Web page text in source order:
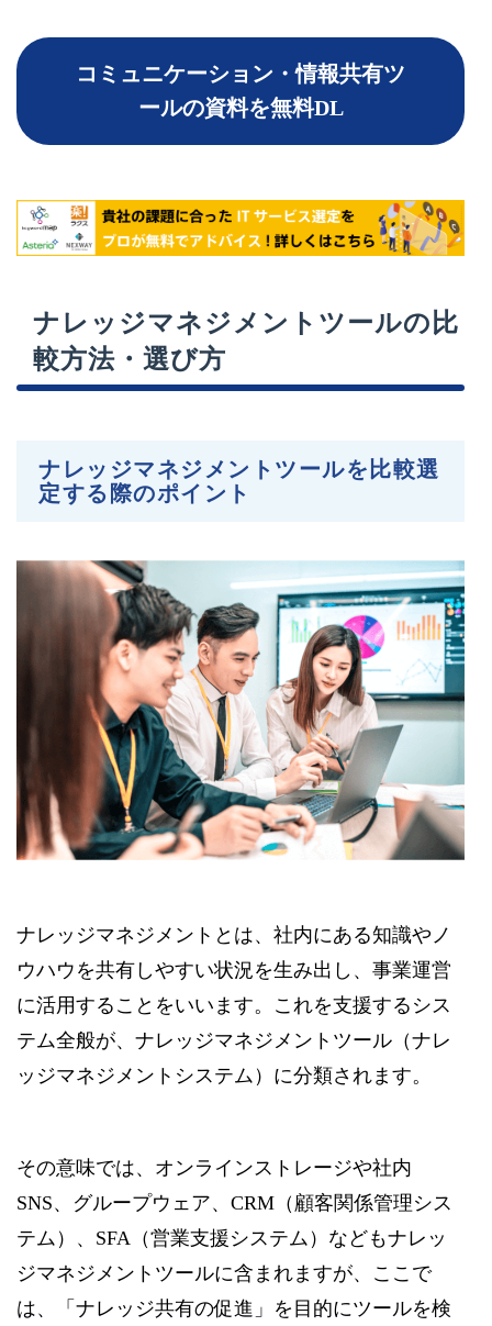
コミュニケーション・情報共有ツ
ールの資料を無料DL
ナレッジマネジメントツールの比
較方法・選び方
ナレッジマネジメントツールを比較選
定する際のポイント
ナレッジマネジメントとは、社内にある知識やノ
ウハウを共有しやすい状況を生み出し、事業運営
に活用することをいいます。これを支援するシス
テム全般が、ナレッジマネジメントツール（ナレ
ッジマネジメントシステム）に分類されます。
その意味では、オンラインストレージや社内
SNS、グループウェア、CRM（顧客関係管理シス
テム）、SFA（営業支援システム）などもナレッ
ジマネジメントツールに含まれますが、ここで
は、「ナレッジ共有の促進」を目的にツールを検